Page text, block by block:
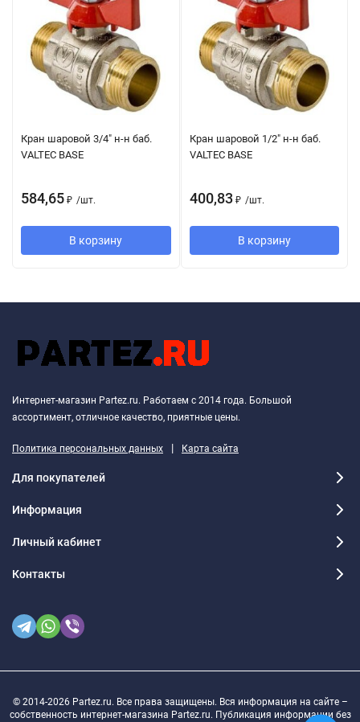
Кран шаровой 3/4" н-н баб.
VALTEC BASE
584,65 ₽ /шт.
В корзину
Кран шаровой 1/2" н-н баб.
VALTEC BASE
400,83 ₽ /шт.
В корзину
Интернет-магазин Partez.ru. Работаем с 2014 года. Большой
ассортимент, отличное качество, приятные цены.
Политика персональных данных | Карта сайта
Для покупателей
Информация
Личный кабинет
Контакты
© 2014-2026 Partez.ru. Все права защищены. Вся информация на сайте –
собственность интернет-магазина Partez.ru. Публикация информации без